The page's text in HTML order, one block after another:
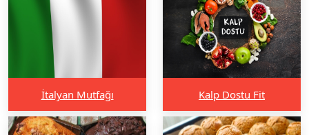
İtalyan Mutfağı Kalp Dostu Fit